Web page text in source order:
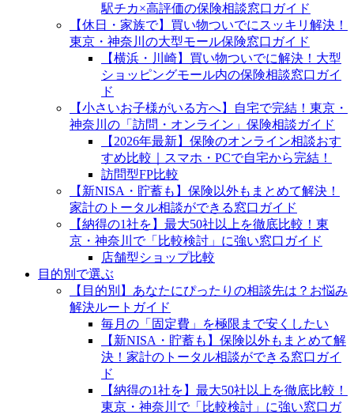
駅チカ×高評価の保険相談窓口ガイド
【休日・家族で】買い物ついでにスッキリ解決！
東京・神奈川の大型モール保険窓口ガイド
【横浜・川崎】買い物ついでに解決！大型
ショッピングモール内の保険相談窓口ガイ
ド
【小さいお子様がいる方へ】自宅で完結！東京・
神奈川の「訪問・オンライン」保険相談ガイド
【2026年最新】保険のオンライン相談おす
すめ比較｜スマホ・PCで自宅から完結！
訪問型FP比較
【新NISA・貯蓄も】保険以外もまとめて解決！
家計のトータル相談ができる窓口ガイド
【納得の1社を】最大50社以上を徹底比較！東
京・神奈川で「比較検討」に強い窓口ガイド
店舗型ショップ比較
目的別で選ぶ
【目的別】あなたにぴったりの相談先は？お悩み
解決ルートガイド
毎月の「固定費」を極限まで安くしたい
【新NISA・貯蓄も】保険以外もまとめて解
決！家計のトータル相談ができる窓口ガイ
ド
【納得の1社を】最大50社以上を徹底比較！
東京・神奈川で「比較検討」に強い窓口ガ